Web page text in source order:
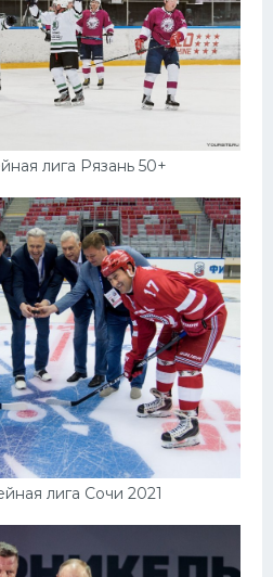
лига Рязань 50+
лига Сочи 2021